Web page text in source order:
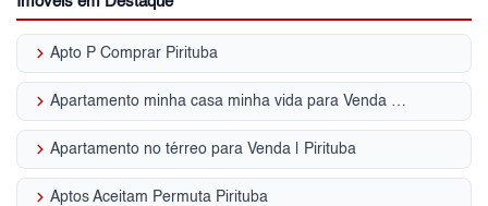
keyboard_arrow_right Apto P Comprar Pirituba
keyboard_arrow_right Apartamento minha casa minha vida para Venda | Pirituba
keyboard_arrow_right Apartamento no térreo para Venda | Pirituba
keyboard_arrow_right Aptos Aceitam Permuta Pirituba